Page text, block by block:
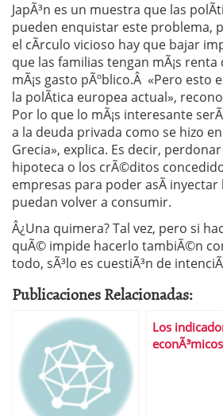
JapÃ³n es un muestra que las
pueden enquistar este problema,
el cÃ­rculo vicioso hay que bajar
que las familias tengan mÃ¡s
mÃ¡s gasto pÃºblico.Â «Pero esto
la polÃ­tica europea actual»,
Por lo que lo mÃ¡s interesante
a la deuda privada como se hizo
Grecia», explica. Es decir,
hipoteca o los crÃ©ditos
empresas para poder asÃ­
puedan volver a consumir.
Â¿Una quimera? Tal vez, pero si
quÃ© impide hacerlo tambiÃ©n
todo, sÃ³lo es cuestiÃ³n de
Publicaciones Relacionadas:
Los